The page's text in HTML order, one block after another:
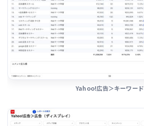
Yahoo!広告＞キーワード